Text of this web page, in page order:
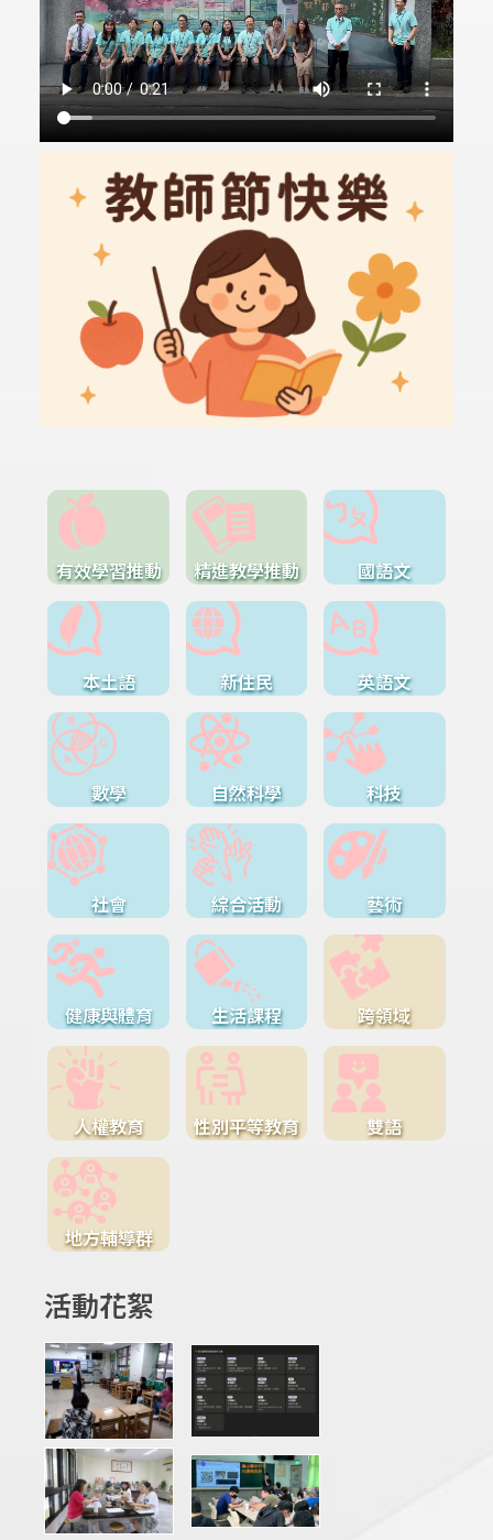
有效學習推動 精進教學推動 國語文
本土語 新住民 英語文
數學 自然科學 科技
社會 綜合活動 藝術
健康與體育 生活課程 跨領域
人權教育 性別平等教育 雙語
地方輔導群
活動花絮